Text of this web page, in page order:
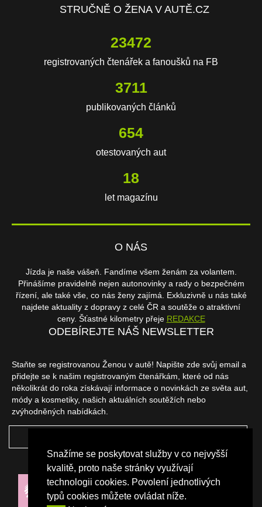
Snažíme se poskytovat služby v co nejvyšší
kvalitě, proto naše stránky využívají
technologii cookies. Povolení jednotlivých
typů cookies můžete ovládat níže.
STRUČNĚ O ŽENA V AUTĚ.CZ
23472
registrovaných čtenářek a fanoušků na FB
3711
publikovaných článků
654
otestovaných aut
18
let magazínu
O NÁS
Jízda je naše vášeň. Fandíme všem ženám za volantem.
Přinášíme pravidelně nejen autonovinky a rady o bezpečném
řízení, ale také vše, co nás ženy zajímá. Exkluzivně u nás také
najdete aktuality z dopravy z celé ČR a soutěže o atraktivní
ceny. Šťastné kilometry přeje REDAKCE
ODEBÍREJTE NÁŠ NEWSLETTER
Staňte se registrovanou Ženou v autě! Napište zde svůj email a
přidejte se k našim registrovaným čtenářkám, které od nás
několikrát do roka získávají informace o novinkách ze světa aut,
módy a kosmetiky, našich aktuálních soutěžích nebo
zvýhodněných nabídkách.
NAŠI PARTNEŘI